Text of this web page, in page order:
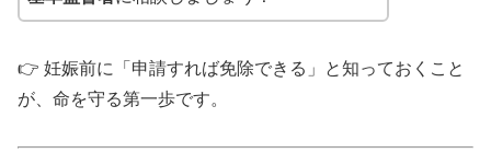
👉 妊娠前に「申請すれば免除できる」と知っておくこと
が、命を守る第一歩です。